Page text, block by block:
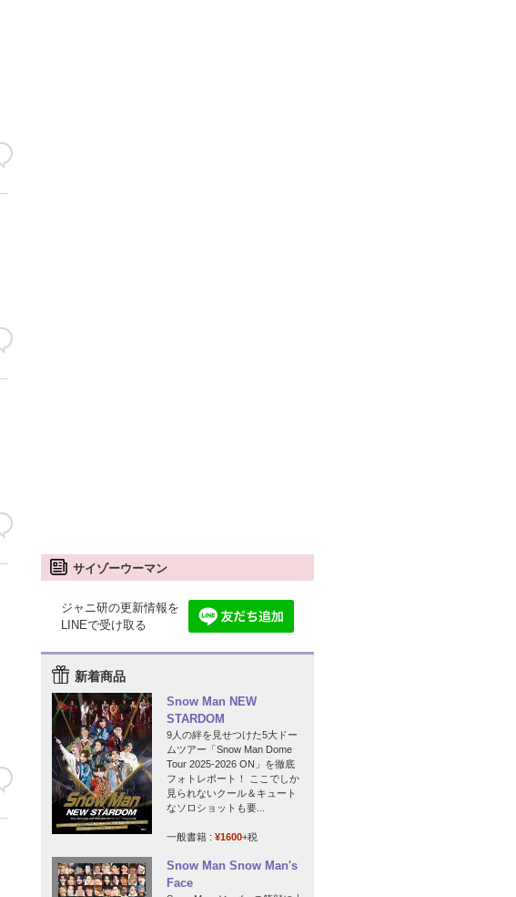
サイゾーウーマン
ジャニ研の更新情報を
LINEで受け取る
新着商品
Snow Man NEW
STARDOM
9人の絆を見せつけた5大ドー
ムツアー「Snow Man Dome
Tour 2025-2026 ON」を徹底
フォトレポート！ ここでしか
見られないクール＆キュート
なソロショットも要...
一般書籍 : ¥1600+税
Snow Man Snow Man's
Face